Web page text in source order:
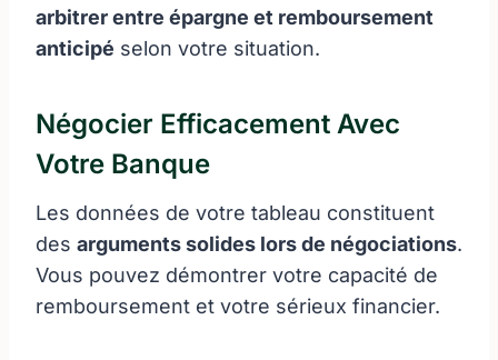
arbitrer entre épargne et remboursement
anticipé selon votre situation.
Négocier Efficacement Avec
Votre Banque
Les données de votre tableau constituent
des arguments solides lors de négociations.
Vous pouvez démontrer votre capacité de
remboursement et votre sérieux financier.